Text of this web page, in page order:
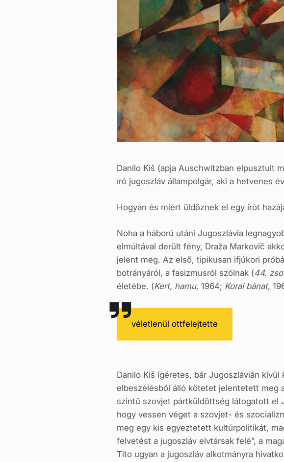
Danilo Kiš (apja Auschwitzban elpusztult
író jugoszláv állampolgár, aki a hetvenes
Hogyan és miért üldöznek el egy írót
Noha a háború utáni Jugoszlávia
elmúltával derült fény, Draža Markovič
jelent meg. Az első, tipikusan ifjúkori
botrányáról, a fasizmus­ról szólnak (44.
életébe. (Kert, hamu, 1964; Korai bánat,
véletlenül ottfelejtette
Danilo Kiš ígéretes, bár Jugoszlávián
elbeszélésből álló kötetet jelentetett meg
szintű szovjet pártküldöttség látogatott el
hogy vessen véget a szovjet- és
meg egy kis egyeztetett kultúrpolitikát,
felvetést a jugoszláv elvtársak felé”, a
Tito ugyan a jugosz­láv alkotmányra